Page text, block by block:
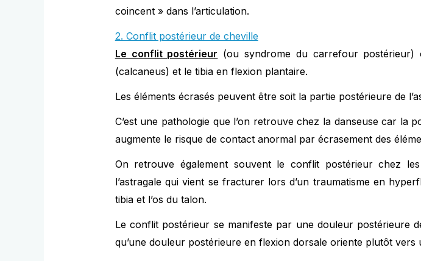
coincent » dans l’articulation.
2. Conflit postérieur de cheville
Le conflit postérieur (ou syndrome du carrefour postérieur)
(calcaneus) et le tibia en flexion plantaire.
Les éléments écrasés peuvent être soit la partie postérieure de
C’est une pathologie que l’on retrouve chez la danseuse car la
augmente le risque de contact anormal par écrasement des
On retrouve également souvent le conflit postérieur chez
l’astragale qui vient se fracturer lors d’un traumatisme en
tibia et l’os du talon.
Le conflit postérieur se manifeste par une douleur postérieure
qu’une douleur postérieure en flexion dorsale oriente plutôt vers